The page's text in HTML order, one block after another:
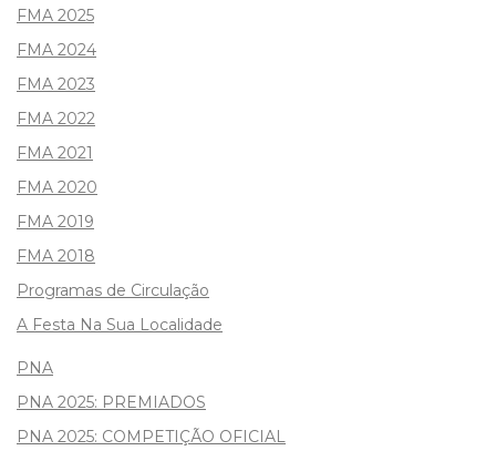
FMA 2025
FMA 2024
FMA 2023
FMA 2022
FMA 2021
FMA 2020
FMA 2019
FMA 2018
Programas de Circulação
A Festa Na Sua Localidade
PNA
PNA 2025: PREMIADOS
PNA 2025: COMPETIÇÃO OFICIAL